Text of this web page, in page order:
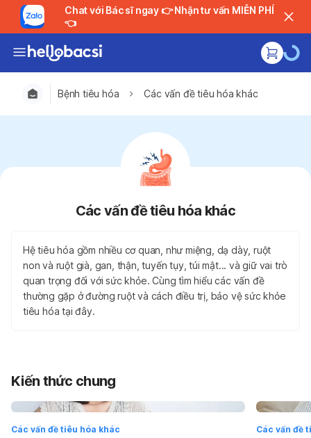
Chat với Bác sĩ ngay 👉 Nhận tư vấn MIỄN PHÍ
👈
Bệnh tiêu hóa Các vấn đề tiêu hóa khác
Các vấn đề tiêu hóa khác
Hệ tiêu hóa gồm nhiều cơ quan, như miệng, dạ dày, ruột
non và ruột già, gan, thận, tuyến tụy, túi mật... và giữ vai trò
quan trọng đối với sức khỏe. Cùng tìm hiểu các vấn đề
thường gặp ở đường ruột và cách điều trị, bảo vệ sức khỏe
tiêu hóa tại đây.
Kiến thức chung
Các vấn đề tiêu hóa khác Các vấn đề